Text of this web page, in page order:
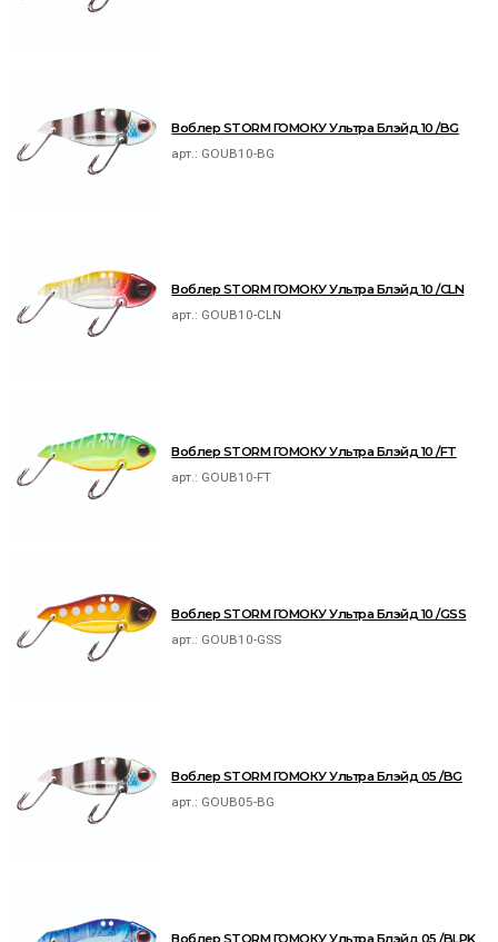
Воблер STORM ГОМОКУ Ультра Блэйд 10 /BG
арт.: GOUB10-BG
Воблер STORM ГОМОКУ Ультра Блэйд 10 /CLN
арт.: GOUB10-CLN
Воблер STORM ГОМОКУ Ультра Блэйд 10 /FT
арт.: GOUB10-FT
Воблер STORM ГОМОКУ Ультра Блэйд 10 /GSS
арт.: GOUB10-GSS
Воблер STORM ГОМОКУ Ультра Блэйд 05 /BG
арт.: GOUB05-BG
Воблер STORM ГОМОКУ Ультра Блэйд 05 /BLPK